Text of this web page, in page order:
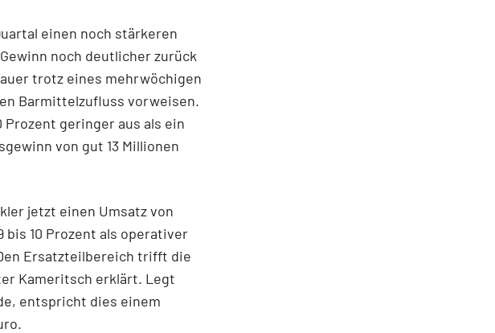
einen noch stärkeren
noch deutlicher zurück
trotz eines mehrwöchigen
Barmittelzufluss vorweisen.
geringer aus als ein
von gut 13 Millionen
jetzt einen Umsatz von
bis 10 Prozent als operativer
Ersatzteilbereich trifft die
Kameritsch erklärt. Legt
entspricht dies einem